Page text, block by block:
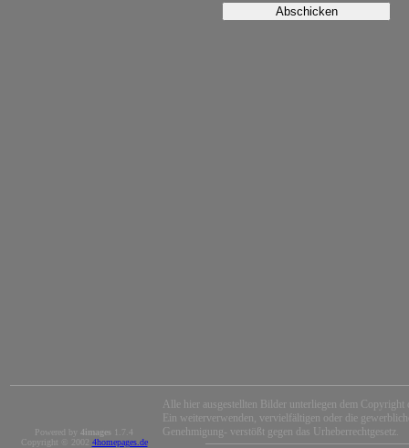
Powered by 4images 1.7.4
Copyright © 2002 4homepages.de
Alle hier ausgestellten Bilder unterliegen dem
Ein weiterverwenden, vervielfältigen oder die
Genehmigung- verstößt gegen das Urheberrechtgesetz.